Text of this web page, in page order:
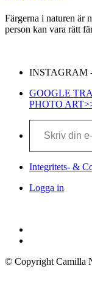
Färgerna i naturen är
person kan vara rätt
INSTAGRAM
GOOGLE
PHOTO
Skriv din e-post …
Integritets- &
Logga in
© Copyright Camilla